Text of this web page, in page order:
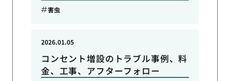
害虫
コンセント増設のトラブル事例、料
金、工事、アフターフォロー
2026.01.05